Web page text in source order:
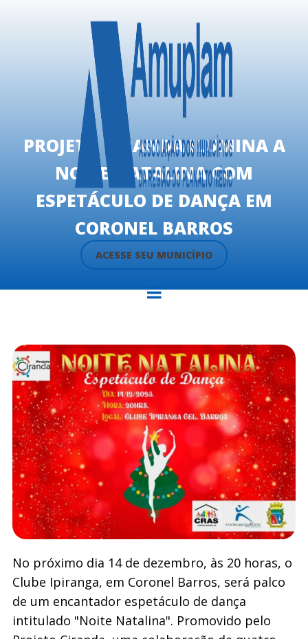
ACESSE SEU MUNICÍPIO
PROJETO CIRANDA ILUMINA A
NOITE NATALINA COM
ESPETÁCULO DE DANÇA EM
CORONEL BARROS
No próximo dia 14 de dezembro, às 20 horas, o
Clube Ipiranga, em Coronel Barros, será palco
de um encantador espetáculo de dança
intitulado "Noite Natalina". Promovido pelo